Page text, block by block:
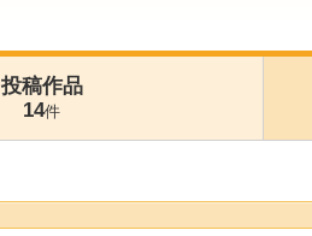
投稿作品
14件